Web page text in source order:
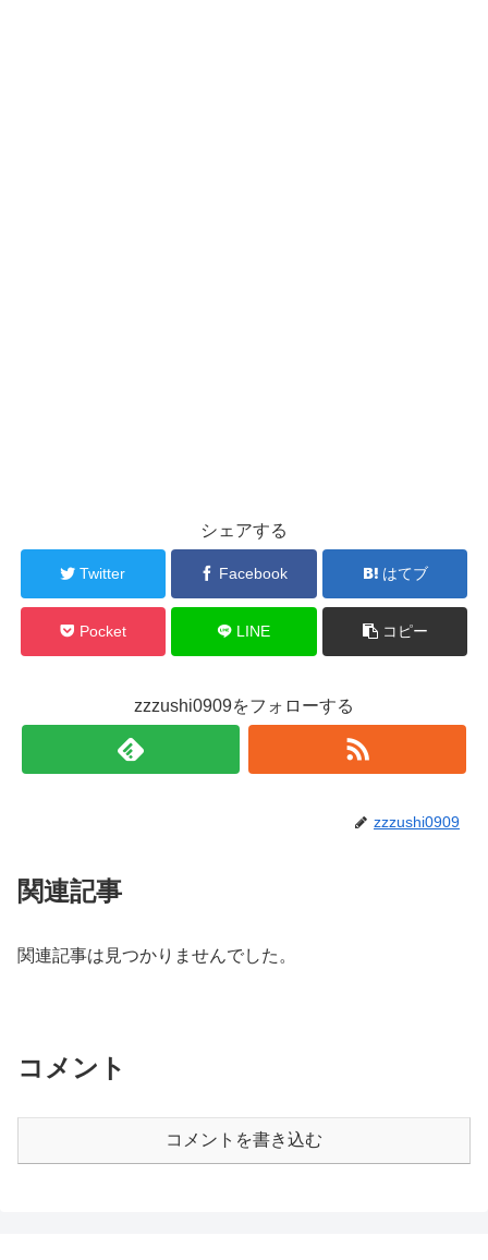
シェアする
Twitter Facebook はてブ
Pocket LINE コピー
zzzushi0909をフォローする
zzzushi0909
関連記事
関連記事は見つかりませんでした。
コメント
コメントを書き込む